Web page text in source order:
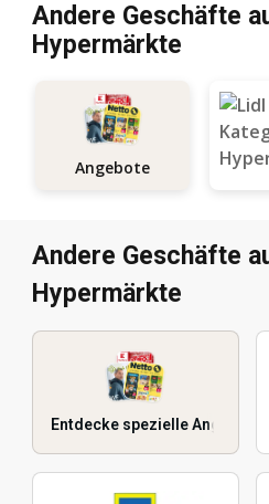
Andere Geschäfte
Hypermärkte
Angebote
Andere Geschäfte
Hypermärkte
Entdecke spezielle Angebote